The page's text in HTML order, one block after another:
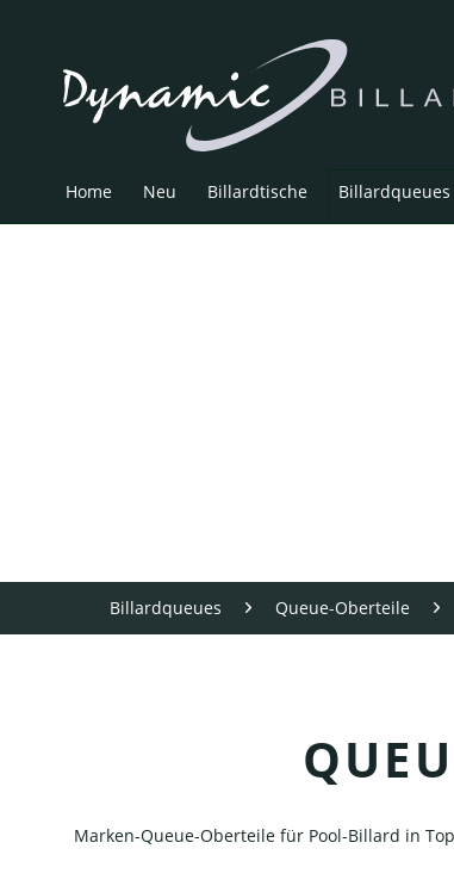
Home Neu Billardtische Billardqueues
Billardqueues Queue-Oberteile
Marken-Queue-Oberteile für Pool-Billard in